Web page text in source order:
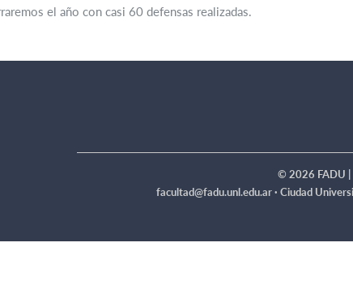
el año con casi 60 defensas realizadas.
© 2026 FADU |
facultad@fadu.unl.edu.ar · Ciudad